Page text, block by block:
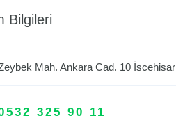
Bilgileri
Mah. Ankara Cad. 10 İscehisar
325 90 11